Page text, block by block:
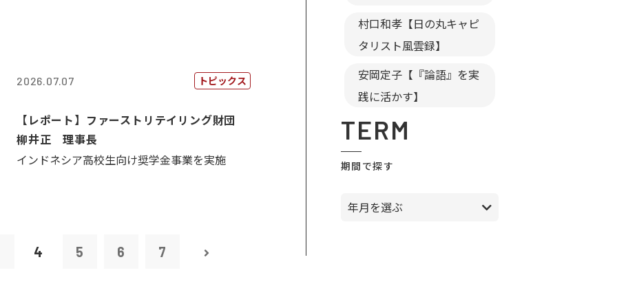
2026.07.07 トピックス
【レポート】ファーストリテイリング財団
柳井正 理事長
インドネシア高校生向け奨学金事業を実施
4 5 6 7
村口和孝【日の丸キャピ
タリスト風雲録】
安岡定子【『論語』を実
践に活かす】
TERM
期間で探す
年月を選ぶ